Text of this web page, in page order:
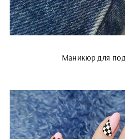
Маникюр для